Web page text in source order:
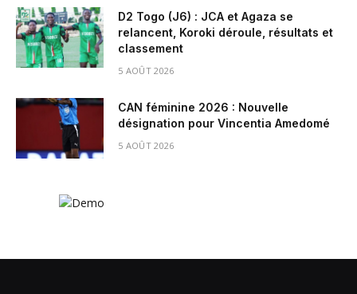
D2 Togo (J6) : JCA et Agaza se
relancent, Koroki déroule, résultats et
classement
5 AOÛT 2026
CAN féminine 2026 : Nouvelle
désignation pour Vincentia Amedomé
5 AOÛT 2026